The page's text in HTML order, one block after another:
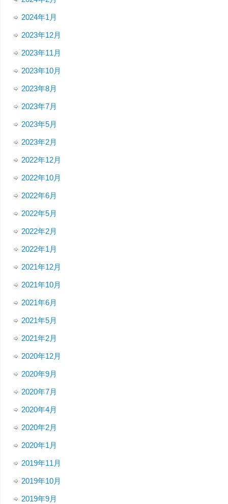
2024年1月
2023年12月
2023年11月
2023年10月
2023年8月
2023年7月
2023年5月
2023年2月
2022年12月
2022年10月
2022年6月
2022年5月
2022年2月
2022年1月
2021年12月
2021年10月
2021年6月
2021年5月
2021年2月
2020年12月
2020年9月
2020年7月
2020年4月
2020年2月
2020年1月
2019年11月
2019年10月
2019年9月